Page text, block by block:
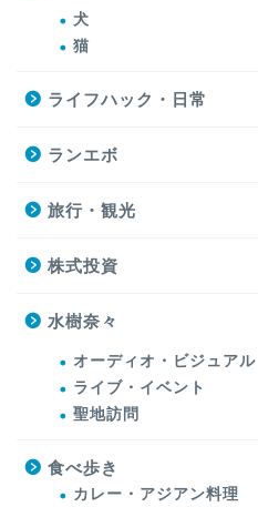
犬
猫
ライフハック・日常
ランエボ
旅行・観光
株式投資
水樹奈々
オーディオ・ビジュアル
ライブ・イベント
聖地訪問
食べ歩き
カレー・アジアン料理